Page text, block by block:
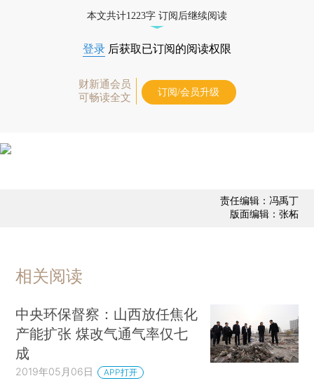
本文共计1223字 订阅后继续阅读
登录 后获取已订阅的阅读权限
财新通会员
可畅读全文
订阅/会员升级
责任编辑：冯禹丁
版面编辑：张柘
相关阅读
中央环保督察：山西放任焦化
产能扩张 煤改气通气率仅七
成
2019年05月06日 APP打开